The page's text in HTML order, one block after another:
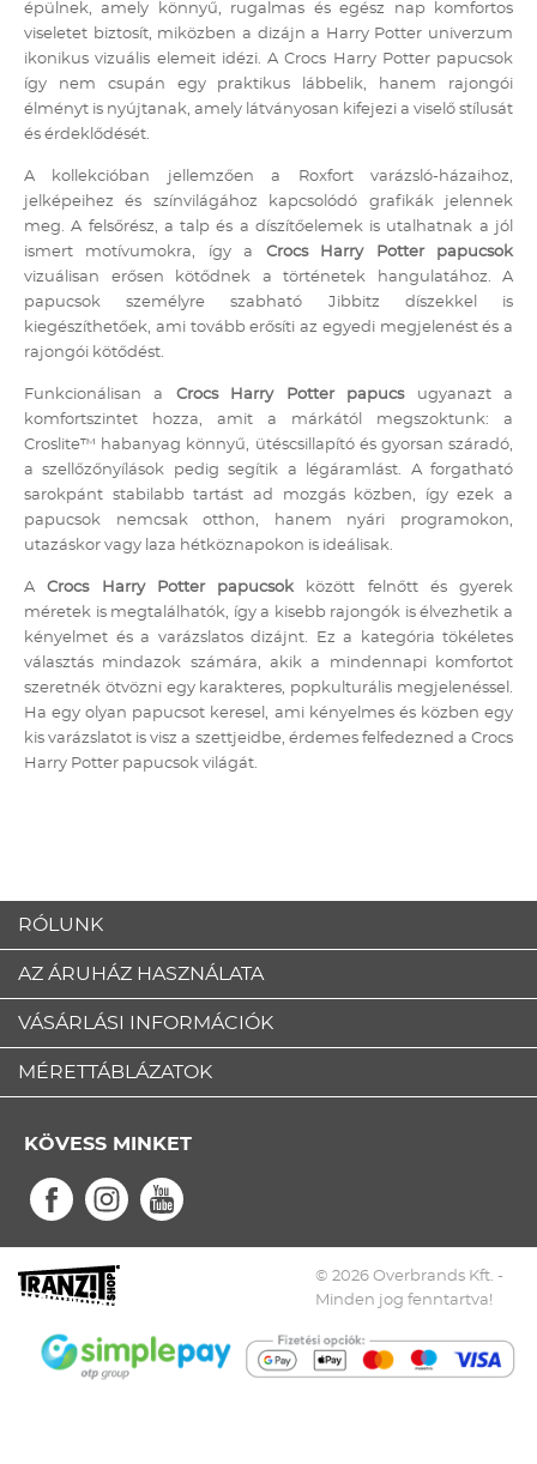
épülnek, amely könnyű, rugalmas és egész nap komfortos
viseletet biztosít, miközben a dizájn a Harry Potter univerzum
ikonikus vizuális elemeit idézi. A Crocs Harry Potter papucsok
így nem csupán egy praktikus lábbelik, hanem rajongói
élményt is nyújtanak, amely látványosan kifejezi a viselő stílusát
és érdeklődését.
A kollekcióban jellemzően a Roxfort varázsló-házaihoz,
jelképeihez és színvilágához kapcsolódó grafikák jelennek
meg. A felsőrész, a talp és a díszítőelemek is utalhatnak a jól
ismert motívumokra, így a Crocs Harry Potter papucsok
vizuálisan erősen kötődnek a történetek hangulatához. A
papucsok személyre szabható Jibbitz díszekkel is
kiegészíthetőek, ami tovább erősíti az egyedi megjelenést és a
rajongói kötődést.
Funkcionálisan a Crocs Harry Potter papucsugyanazt a
komfortszintet hozza, amit a márkától megszoktunk: a
Croslite™ habanyag könnyű, ütéscsillapító és gyorsan száradó,
a szellőzőnyílások pedig segítik a légáramlást. A forgatható
sarokpánt stabilabb tartást ad mozgás közben, így ezek a
papucsok nemcsak otthon, hanem nyári programokon,
utazáskor vagy laza hétköznapokon is ideálisak.
ACrocs Harry Potter papucsokközött felnőtt és gyerek
méretek is megtalálhatók, így a kisebb rajongók is élvezhetik a
kényelmet és a varázslatos dizájnt. Ez a kategória tökéletes
választás mindazok számára, akik a mindennapi komfortot
szeretnék ötvözni egy karakteres, popkulturális megjelenéssel.
Ha egy olyan papucsot keresel, ami kényelmes és közben egy
kis varázslatot is visz a szettjeidbe, érdemes felfedezned a Crocs
Harry Potter papucsok világát.
RÓLUNK
AZ ÁRUHÁZ HASZNÁLATA
VÁSÁRLÁSI INFORMÁCIÓK
MÉRETTÁBLÁZATOK
KÖVESS MINKET
© 2026 Overbrands Kft. -
Minden jog fenntartva!